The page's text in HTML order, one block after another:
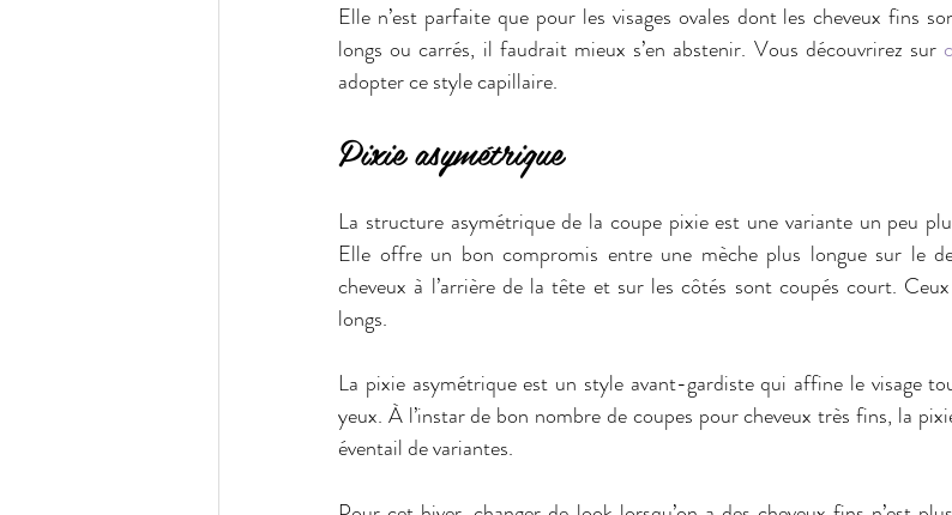
Elle n’est parfaite que pour les visages ovales dont les cheveux fins
longs ou carrés, il faudrait mieux s’en abstenir. Vous découvrirez sur
adopter ce style capillaire.
Pixie asymétrique
La structure asymétrique de la coupe pixie est une variante un peu
Elle offre un bon compromis entre une mèche plus longue sur le
cheveux à l’arrière de la tête et sur les côtés sont coupés court.
longs.
La pixie asymétrique est un style avant-gardiste qui affine le visage
yeux. À l’instar de bon nombre de coupes pour cheveux très fins, la
éventail de variantes.